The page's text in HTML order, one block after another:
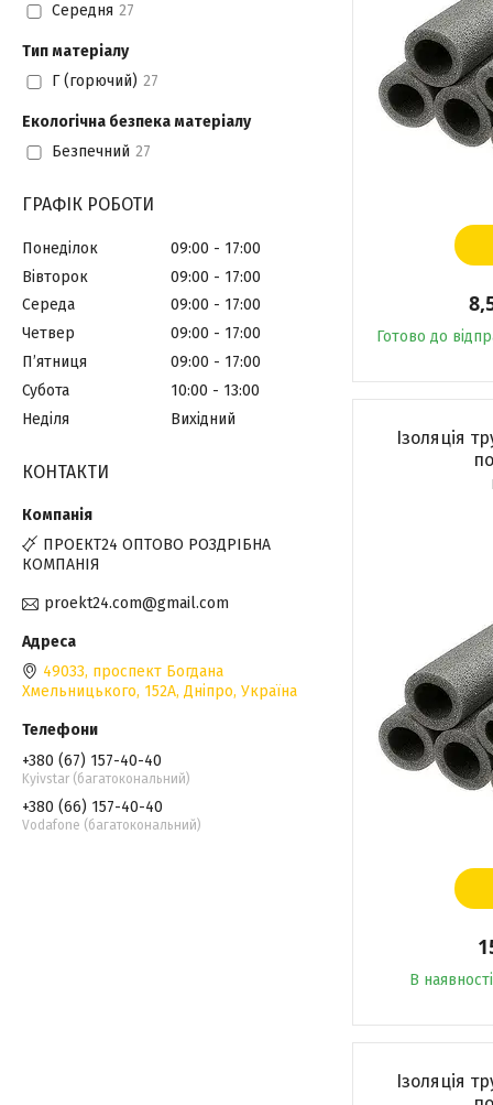
Готово до
Ізоляція
В наявності
Ізоляція
Середня 27
Тип матеріалу
Г (горючий) 27
Екологічна безпека матеріалу
Безпечний 27
ГРАФІК РОБОТИ
Понеділок 09:00
17:00
Вівторок
09:00
17:00
Середа
09:00
17:00
Четвер
09:00
17:00
Пʼятниця
09:00
17:00
Субота
10:00
13:00
Неділя
Вихідний
КОНТАКТИ
ПРОЕКТ24 ОПТОВО РОЗДРІБНА
КОМПАНІЯ
proekt24.com@gmail.com
49033, проспект Богдана
Хмельницького, 152А, Дніпро, Україна
+380 (67) 157-40-40
Kyivstar (багатокональний)
+380 (66) 157-40-40
Vodafone (багатокональний)